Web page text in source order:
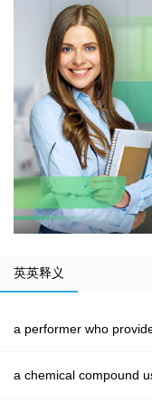
英英释义
a performer who
a chemical compound